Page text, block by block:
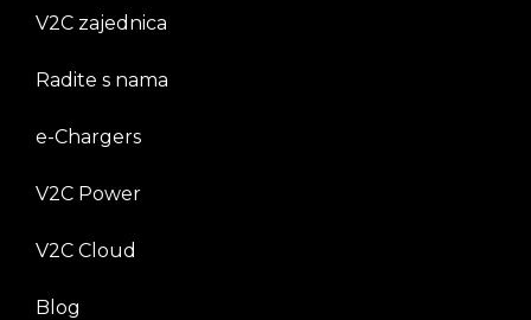
V2C zajednica
Radite s nama
e-Chargers
V2C Power
V2C Cloud
Blog